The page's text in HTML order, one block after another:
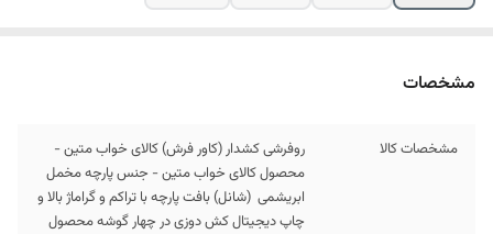
مشخصات
مشخصات کالا
روفرشی کشدار (کاور فرش) کالای خواب متین -
محصول کالای خواب متین - جنس پارچه مخمل
ابریشمی (شانل) بافت پارچه با تراکم و گراماژ بالا و
چاپ دیجیتال کش دوزی در چهار گوشه محصول